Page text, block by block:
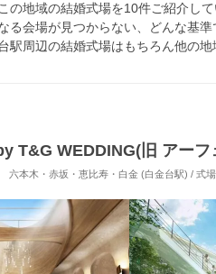
の地域の結婚式場を10件ご紹介し
る会場が見つからない、どんな基
駅周辺の結婚式場はもちろん他の
T&G WEDDING(旧 アーフ
ミ評価
六本木・赤坂・恵比寿・白金 (白金台駅) / 式場・